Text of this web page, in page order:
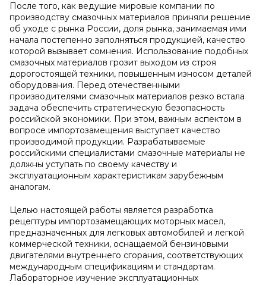
После того, как ведущие мировые компании по
производству смазочных материалов приняли решение
об уходе с рынка России, доля рынка, занимаемая ими
начала постепенно заполняться продукцией, качество
которой вызывает сомнения. Использование подобных
смазочных материалов грозит выходом из строя
дорогостоящей техники, повышенным износом деталей
оборудования. Перед отечественными
производителями смазочных материалов резко встала
задача обеспечить стратегическую безопасность
российской экономики. При этом, важным аспектом в
вопросе импортозамещения выступает качество
производимой продукции. Разрабатываемые
российскими специалистами смазочные материалы не
должны уступать по своему качеству и
эксплуатационным характеристикам зарубежным
аналогам.
Целью настоящей работы является разработка
рецептуры импортозамещающих моторных масел,
предназначенных для легковых автомобилей и легкой
коммерческой техники, оснащаемой бензиновыми
двигателями внутреннего сгорания, соответствующих
международным спецификациям и стандартам.
Лабораторное изучение эксплуатационных